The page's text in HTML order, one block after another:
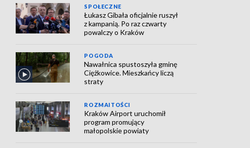
SPOŁECZNE
Łukasz Gibała oficjalnie ruszył
z kampanią. Po raz czwarty
powalczy o Kraków
POGODA
Nawałnica spustoszyła gminę
Ciężkowice. Mieszkańcy liczą
straty
ROZMAITOŚCI
Kraków Airport uruchomił
program promujący
małopolskie powiaty